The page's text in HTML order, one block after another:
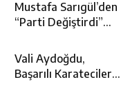
Mustafa Sarıgül’den
“Parti Değiştirdi”
Vali Aydoğdu,
Başarılı Karatecileri